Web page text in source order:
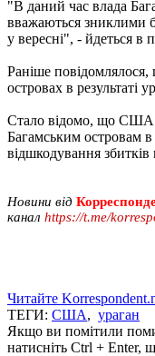
"В даний час влада
вважаються зниклими
у вересні", - йдеться в
Раніше
островах в результаті
Стало відомо, що США
Багамським островам
відшкодування збитків
Новини від
канал https://t.me/
Читайте
ТЕГИ: США, ураган
Якщо ви помітили
натисніть Ctrl + Enter,